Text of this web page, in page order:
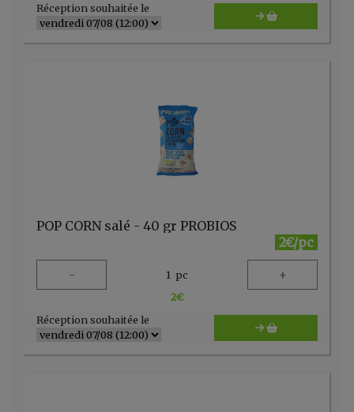
Réception souhaitée le
POP CORN salé - 40 gr PROBIOS
2€/pc
- 1 pc +
2€
Réception souhaitée le